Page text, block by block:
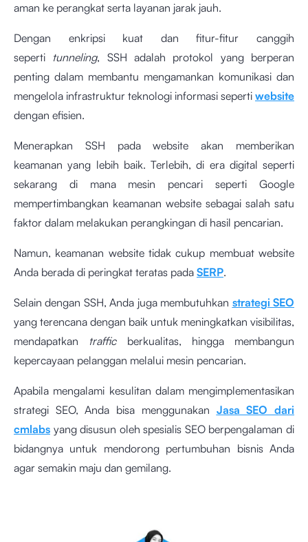
aman ke perangkat serta layanan jarak jauh.
Dengan enkripsi kuat dan fitur-fitur canggih
seperti tunneling, SSH adalah protokol yang berperan
penting dalam membantu mengamankan komunikasi dan
mengelola infrastruktur teknologi informasi seperti website
dengan efisien.
Menerapkan SSH pada website akan memberikan
keamanan yang lebih baik. Terlebih, di era digital seperti
sekarang di mana mesin pencari seperti Google
mempertimbangkan keamanan website sebagai salah satu
faktor dalam melakukan perangkingan di hasil pencarian.
Namun, keamanan website tidak cukup membuat website
Anda berada di peringkat teratas pada SERP.
Selain dengan SSH, Anda juga membutuhkan strategi SEO
yang terencana dengan baik untuk meningkatkan visibilitas,
mendapatkan traffic berkualitas, hingga membangun
kepercayaan pelanggan melalui mesin pencarian.
Apabila mengalami kesulitan dalam mengimplementasikan
strategi SEO, Anda bisa menggunakan Jasa SEO dari
cmlabs yang disusun oleh spesialis SEO berpengalaman di
bidangnya untuk mendorong pertumbuhan bisnis Anda
agar semakin maju dan gemilang.